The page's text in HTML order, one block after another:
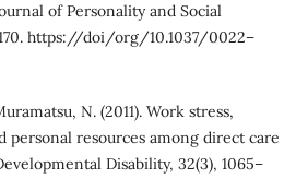
of Personality and Social
170. https://doi/org/10.1037/0022–
N. (2011). Work stress,
personal resources among direct care
Disability, 32(3), 1065–